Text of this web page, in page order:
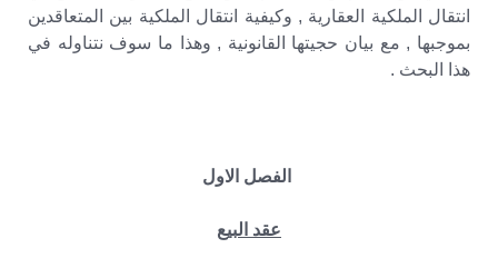
انتقال الملكية العقارية , وكيفية انتقال الملكية بين المتعاقدين
بموجبها , مع بيان حجيتها القانونية , وهذا ما سوف نتناوله في
هذا البحث .
الفصل الاول
عقد البيع